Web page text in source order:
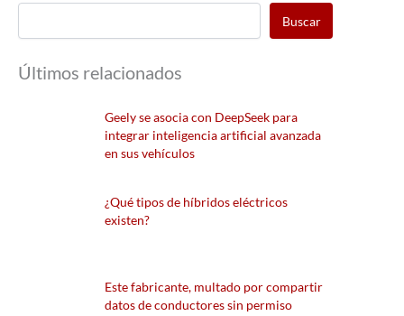
Buscar
Últimos relacionados
Geely se asocia con DeepSeek para
integrar inteligencia artificial avanzada
en sus vehículos
¿Qué tipos de híbridos eléctricos
existen?
Este fabricante, multado por compartir
datos de conductores sin permiso